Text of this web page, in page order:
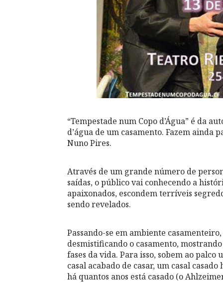
“Tempestade num Copo d’Água” é da
d’água de um casamento. Fazem ainda
Nuno Pires.
Através de um grande número de
saídas, o público vai conhecendo a
apaixonados, escondem terríveis
sendo revelados.
Passando-se em ambiente
desmistificando o casamento,
fases da vida. Para isso, sobem ao
casal acabado de casar, um casal
há quantos anos está casado (o